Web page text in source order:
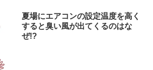
夏場にエアコンの設定温度を高く
すると臭い風が出てくるのはな
ぜ!?